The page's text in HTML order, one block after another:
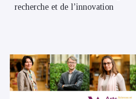
recherche et de l’innovation